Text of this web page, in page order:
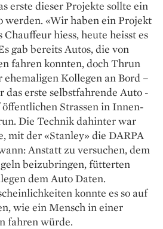
erste dieser Projekte sollte ein
­werden. «Wir haben ein Projekt
Chauffeur hiess, heute heisst es
gab bereits Autos, die von
fahren konnten, doch Thrun
Kollegen an Bord –
das erste selbstfahrende Auto
öffentlichen Strassen in Innen­
Die Technik dahinter war
mit der «Stanley» die DARPA
Anstatt zu versuchen, dem
beizubringen, fütterten
dem Auto Daten.
konnte es so auf
wie ein Mensch in einer
fahren würde.